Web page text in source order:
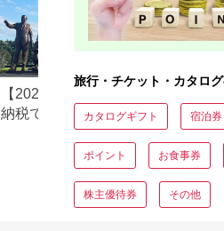
【2026年最新版】ふるさと
納税でディズニー返礼品は
もらえる？ホテル・チケッ
ト・公式グッズを徹底解説
旅行・チケット・カタロ
カタログギフト 宿泊
ポイント お食事券
株主優待券 その他